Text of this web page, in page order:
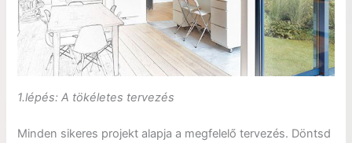
1.lépés: A tökéletes tervezés
Minden sikeres projekt alapja a megfelelő tervezés. Döntsd